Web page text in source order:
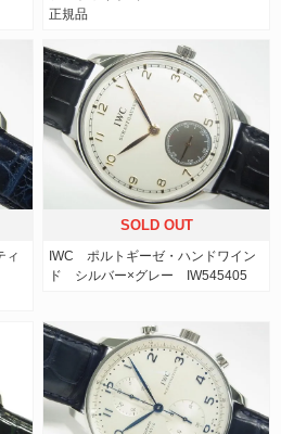
正規品
ィ
SOLD OUT
IWC ポルトギーゼ・ハンドワイン
ド シルバー×グレー IW545405